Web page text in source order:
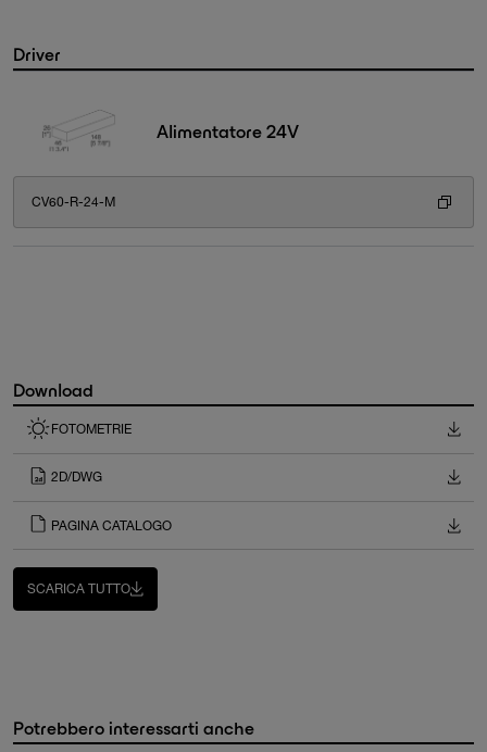
Driver
Alimentatore 24V
CV60-R-24-M
Download
FOTOMETRIE
2D/DWG
PAGINA CATALOGO
SCARICA TUTTO
Potrebbero interessarti anche